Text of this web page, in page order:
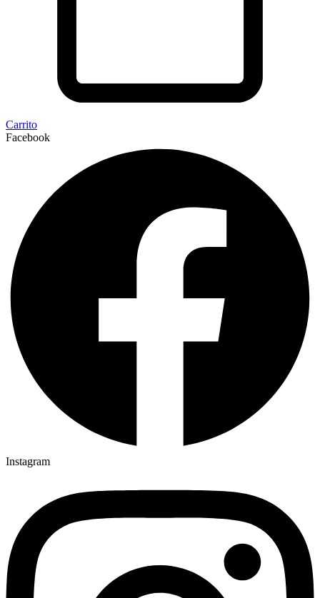
Carrito
Facebook
Instagram